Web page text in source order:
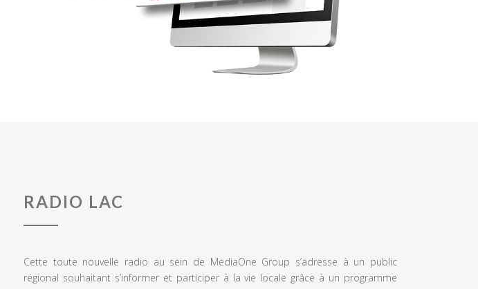
RADIO LAC
Cette toute nouvelle radio au sein de MediaOne Group s’adresse à un public
régional souhaitant s’informer et participer à la vie locale grâce à un programme